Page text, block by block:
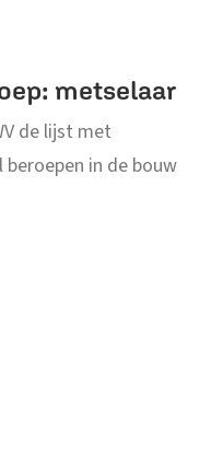
metselaar
de lijst met
beroepen in de bouw